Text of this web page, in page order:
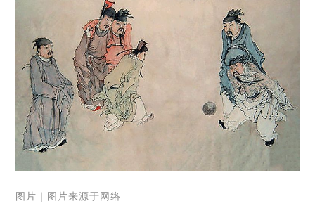
图片｜图片来源于网络